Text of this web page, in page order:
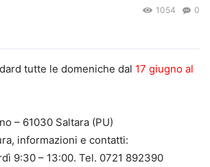
0
1054
tutte le domeniche dal 17 giugno al
– 61030 Saltara (PU)
informazioni e contatti:
9:30 – 13:00. Tel. 0721 892390